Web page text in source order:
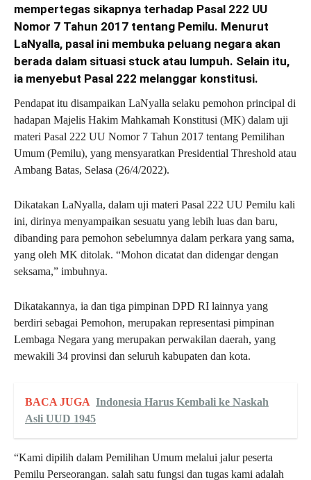
mempertegas sikapnya terhadap Pasal 222 UU
Nomor 7 Tahun 2017 tentang Pemilu. Menurut
LaNyalla, pasal ini membuka peluang negara akan
berada dalam situasi stuck atau lumpuh. Selain itu,
ia menyebut Pasal 222 melanggar konstitusi.
Pendapat itu disampaikan LaNyalla selaku pemohon principal di
hadapan Majelis Hakim Mahkamah Konstitusi (MK) dalam uji
materi Pasal 222 UU Nomor 7 Tahun 2017 tentang Pemilihan
Umum (Pemilu), yang mensyaratkan Presidential Threshold atau
Ambang Batas, Selasa (26/4/2022).
Dikatakan LaNyalla, dalam uji materi Pasal 222 UU Pemilu kali
ini, dirinya menyampaikan sesuatu yang lebih luas dan baru,
dibanding para pemohon sebelumnya dalam perkara yang sama,
yang oleh MK ditolak. “Mohon dicatat dan didengar dengan
seksama,” imbuhnya.
Dikatakannya, ia dan tiga pimpinan DPD RI lainnya yang
berdiri sebagai Pemohon, merupakan representasi pimpinan
Lembaga Negara yang merupakan perwakilan daerah, yang
mewakili 34 provinsi dan seluruh kabupaten dan kota.
BACA JUGA Indonesia Harus Kembali ke Naskah
Asli UUD 1945
“Kami dipilih dalam Pemilihan Umum melalui jalur peserta
Pemilu Perseorangan. salah satu fungsi dan tugas kami adalah